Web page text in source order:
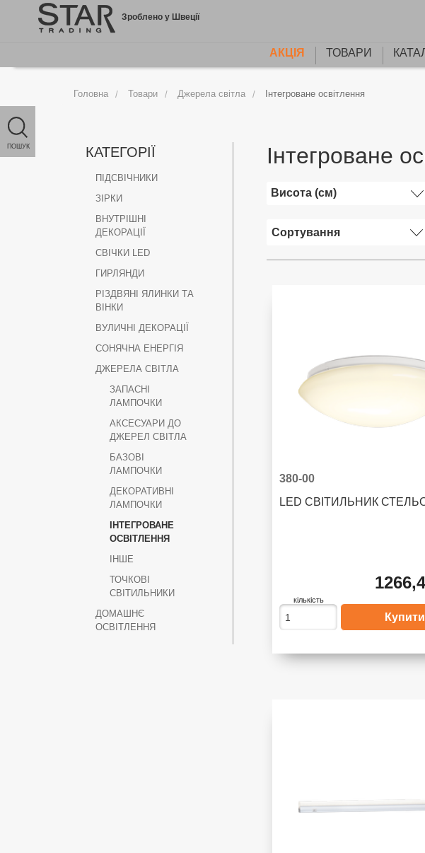
ПОШУК
Зроблено у Швеції
АКЦІЯ ТОВАРИ
Головна Товари Джерела світла Інтегроване освітлення
КАТЕГОРІЇ
ПІДСВІЧНИКИ
ЗІРКИ
ВНУТРІШНІ
ДЕКОРАЦІЇ
СВІЧКИ LED
ГИРЛЯНДИ
РІЗДВЯНІ ЯЛИНКИ ТА
ВІНКИ
ВУЛИЧНІ ДЕКОРАЦІЇ
СОНЯЧНА ЕНЕРГІЯ
ДЖЕРЕЛА СВІТЛА
ЗАПАСНІ
ЛАМПОЧКИ
АКСЕСУАРИ ДО
ДЖЕРЕЛ СВІТЛА
БАЗОВІ
ЛАМПОЧКИ
ДЕКОРАТИВНІ
ЛАМПОЧКИ
ІНТЕГРОВАНЕ
ОСВІТЛЕННЯ
ІНШЕ
ТОЧКОВІ
СВІТИЛЬНИКИ
ДОМАШНЄ
ОСВІТЛЕННЯ
Інтегроване
Висота (см)
380-00
кількість